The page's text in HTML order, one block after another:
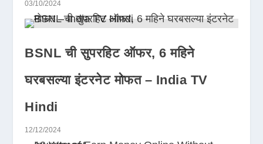
03/10/2024
BSNL ची सुपरहिट ऑफर, 6 महिने
घरबसल्या इंटरनेट मोफत – India TV
Hindi
12/12/2024